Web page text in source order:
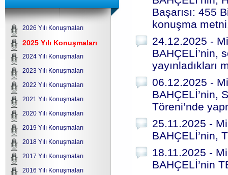
2026 Yılı Konuşmaları
2025 Yılı Konuşmaları
2024 Yılı Konuşmaları
2023 Yılı Konuşmaları
2022 Yılı Konuşmaları
2021 Yılı Konuşmaları
2020 Yılı Konuşmaları
2019 Yılı Konuşmaları
2018 Yılı Konuşmaları
2017 Yılı Konuşmaları
2016 Yılı Konuşmaları
Başarısı: 455
konuşma
24.12.2025 -
BAHÇELİ’nin,
yayınladıkları
06.12.2025 -
BAHÇELİ’nin,
Töreni’nde
25.11.2025 -
BAHÇELİ’nin,
18.11.2025 -
BAHÇELİ’nin